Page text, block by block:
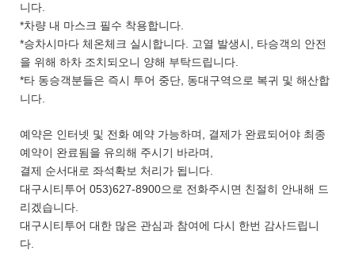
니다.
*차량 내 마스크 필수 착용합니다.
*승차시마다 체온체크 실시합니다. 고열 발생시, 타승객의 안전
을 위해 하차 조치되오니 양해 부탁드립니다.
*타 동승객분들은 즉시 투어 중단, 동대구역으로 복귀 및 해산합
니다.
예약은 인터넷 및 전화 예약 가능하며, 결제가 완료되어야 최종
예약이 완료됨을 유의해 주시기 바라며,
결제 순서대로 좌석확보 처리가 됩니다.
대구시티투어 053)627-8900으로 전화주시면 친절히 안내해 드
리겠습니다.
대구시티투어 대한 많은 관심과 참여에 다시 한번 감사드립니
다.